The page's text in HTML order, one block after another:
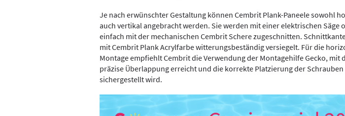
Je nach erwünschter Gestaltung können Cembrit Plank-Paneele sowohl
auch vertikal angebracht werden. Sie werden mit einer elektrischen Säge
einfach mit der mechanischen Cembrit Schere zugeschnitten.
mit Cembrit Plank Acrylfarbe witterungsbeständig versiegelt. Für die
Montage empfiehlt Cembrit die Verwendung der Montagehilfe Gecko, mit
präzise Überlappung erreicht und die korrekte Platzierung der Schrauben
sichergestellt wird.